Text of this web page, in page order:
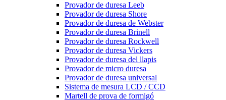
Provador de duresa Leeb
Provador de duresa Shore
Provador de duresa de Webster
Provador de duresa Brinell
Provador de duresa Rockwell
Provador de duresa Vickers
Provador de duresa del llapis
Provador de micro duresa
Provador de duresa universal
Sistema de mesura LCD / CCD
Martell de prova de formigó